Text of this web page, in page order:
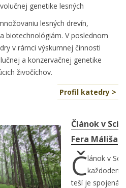
genetike lesných
lesných drevín,
biotechnológiám. V poslednom
v rámci výskumnej činnosti
a konzervačnej genetike
živočíchov.
Profil katedry >
Článok v
Fera Máliša
Článok v
teší je spojená